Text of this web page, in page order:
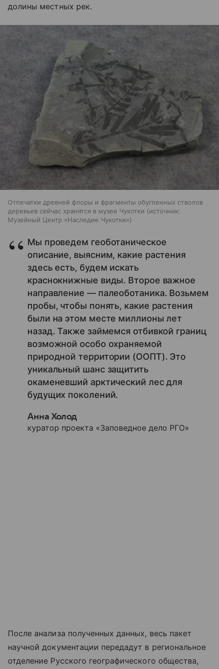
долины местных рек.
Отпечатки древней флоры и фрагменты обугленных стволов
деревьев сейчас хранятся в музее Чукотки
источник:
Музейный Центр «Наследие Чукотки»
Мы проведем геоботаническое
описание, выясним, какие растения
здесь есть, будем искать
краснокнижные виды. Второе важное
направление — палеоботаника. Возьмем
пробы, чтобы понять, какие растения
были на этом месте миллионы лет
назад. Также займемся отбивкой границ
возможной особо охраняемой
природной территории (ООПТ). Это
уникальный шанс защитить
окаменевший арктический лес для
будущих поколений.
Анна Холод
куратор проекта «Заповедное дело РГО»
После анализа полученных данных, весь пакет
научной документации передадут в региональное
отделение Русского географического общества,